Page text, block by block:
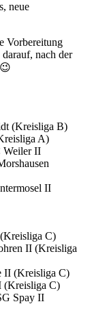
neue
Vorbereitung
nach der
(Kreisliga B)
A)
Weiler II
II
C)
II (Kreisliga
II (Kreisliga C)
(Kreisliga C)
Spay II